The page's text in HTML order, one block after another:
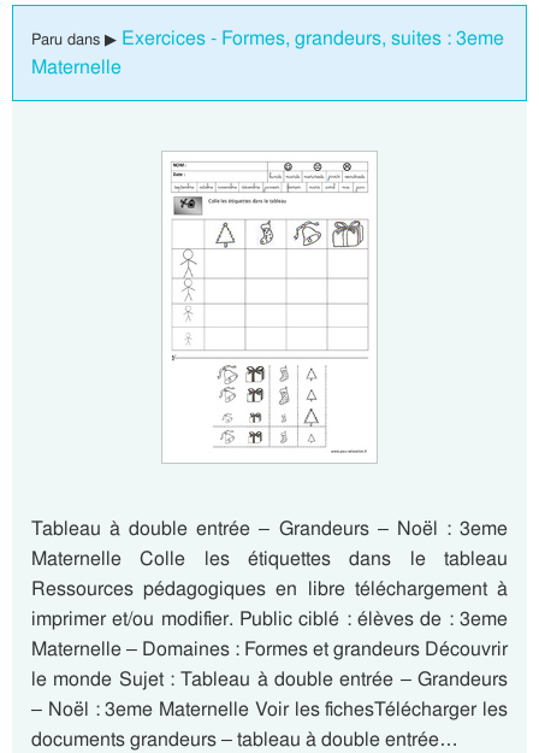
Paru dans ▶ Exercices - Formes, grandeurs, suites : 3eme
Maternelle
Tableau à double entrée – Grandeurs – Noël : 3eme
Maternelle Colle les étiquettes dans le tableau
Ressources pédagogiques en libre téléchargement à
imprimer et/ou modifier. Public ciblé : élèves de : 3eme
Maternelle – Domaines : Formes et grandeurs Découvrir
le monde Sujet : Tableau à double entrée – Grandeurs
– Noël : 3eme Maternelle Voir les fichesTélécharger les
documents grandeurs – tableau à double entrée…